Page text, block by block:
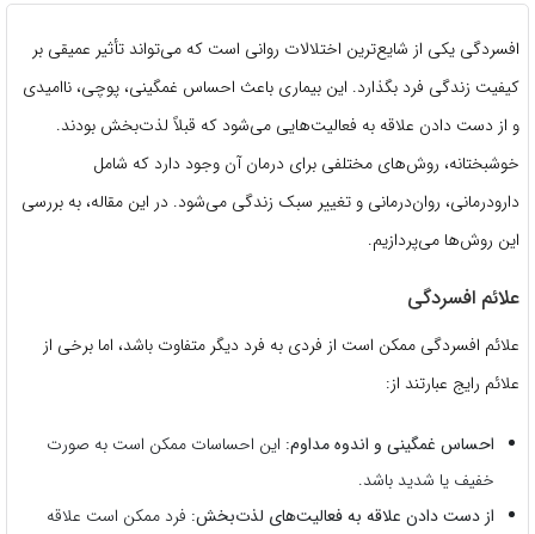
افسردگی یکی از شایع‌ترین اختلالات روانی است که می‌تواند تأثیر عمیقی بر
کیفیت زندگی فرد بگذارد. این بیماری باعث احساس غمگینی، پوچی، ناامیدی
و از دست دادن علاقه به فعالیت‌هایی می‌شود که قبلاً لذت‌بخش بودند.
خوشبختانه، روش‌های مختلفی برای درمان آن وجود دارد که شامل
دارودرمانی، روان‌درمانی و تغییر سبک زندگی می‌شود. در این مقاله، به بررسی
این روش‌ها می‌پردازیم.
علائم افسردگی
علائم افسردگی ممکن است از فردی به فرد دیگر متفاوت باشد، اما برخی از
علائم رایج عبارتند از:
احساس غمگینی و اندوه مداوم: این احساسات ممکن است به صورت
خفیف یا شدید باشد.
از دست دادن علاقه به فعالیت‌های لذت‌بخش: فرد ممکن است علاقه